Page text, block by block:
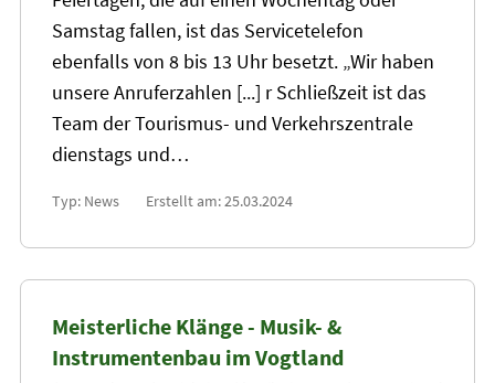
Samstag fallen, ist das Servicetelefon
ebenfalls von 8 bis 13 Uhr besetzt. „Wir haben
unsere Anruferzahlen [...] r Schließzeit ist das
Team der Tourismus- und Verkehrszentrale
dienstags und…
Typ: News Erstellt am: 25.03.2024
Meisterliche Klänge - Musik- &
Instrumentenbau im Vogtland